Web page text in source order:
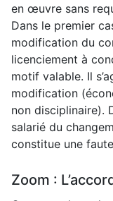
en œuvre sans
Dans le premier
modification du
licenciement à
motif valable. Il
modification
non disciplinaire).
salarié du
constitue une
Zoom :